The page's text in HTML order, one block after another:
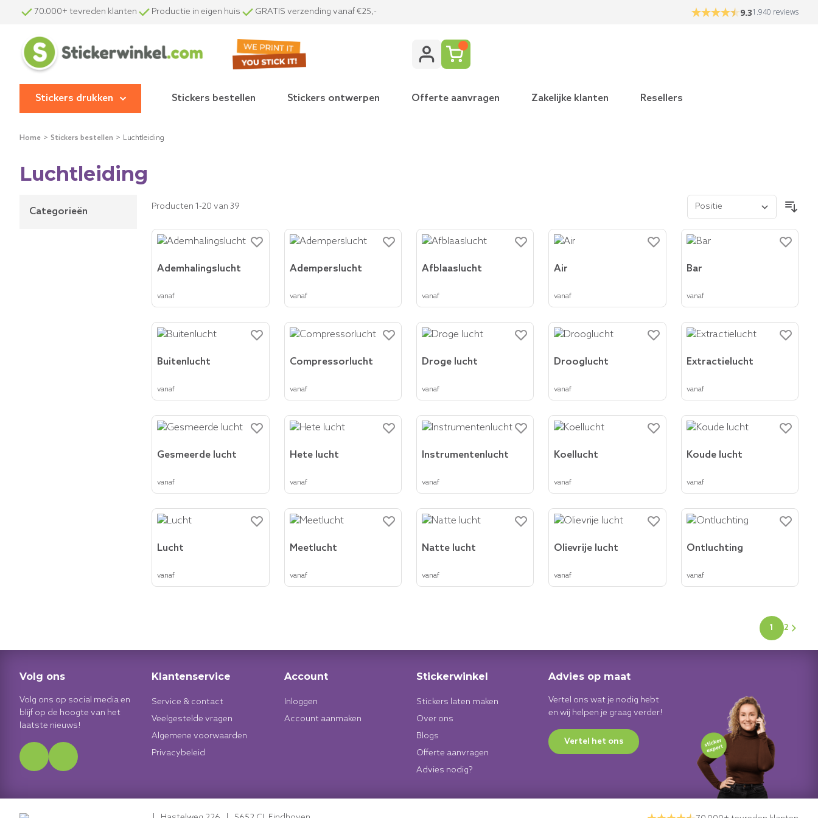
Ga naar de inhoud
70.000+ tevreden klanten Productie in eigen huis GRATIS verzending vanaf €25,- 9.31.940 reviews
Stickers drukken
Show submenu for Stickers drukken category
Stickers bestellen Stickers ontwerpen Offerte aanvragen Zakelijke klanten Resellers
Home > Stickers bestellen > Luchtleiding
Luchtleiding
Categorieën Producten1-20 van39
Ademhalingslucht
vanaf
Ademperslucht
vanaf
Afblaaslucht
vanaf
Air
vanaf
Bar
vanaf
Buitenlucht
vanaf
Compressorlucht
vanaf
Droge lucht
vanaf
Drooglucht
vanaf
Extractielucht
vanaf
Gesmeerde lucht
vanaf
Hete lucht
vanaf
Instrumentenlucht
vanaf
Koellucht
vanaf
Koude lucht
vanaf
Lucht
vanaf
Meetlucht
vanaf
Natte lucht
vanaf
Olievrije lucht
vanaf
Ontluchting
vanaf
U lees
1
Pagina
2
Volg ons
Volg ons op social media en
blijf op de hoogte van het
laatste nieuws!
Klantenservice
Service & contact
Veelgestelde vragen
Algemene voorwaarden
Privacybeleid
Account
Inloggen
Account aanmaken
Stickerwinkel
Stickers laten maken
Over ons
Blogs
Offerte aanvragen
Advies nodig?
Advies op maat
Vertel ons wat je nodig hebt
en wij helpen je graag verder!
Vertel het ons